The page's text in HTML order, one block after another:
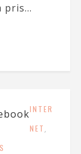
pris...
INTER
NET,